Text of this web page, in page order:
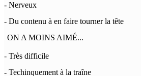
- Nerveux
- Du contenu à en faire tourner la tête
ON A MOINS AIMÉ...
- Très difficile
- Techinquement à la traîne